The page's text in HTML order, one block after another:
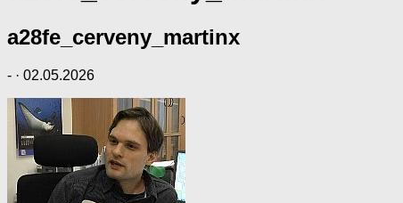
a28fe_cerveny_martinx
- · 02.05.2026